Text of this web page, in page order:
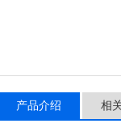
产品介绍 相